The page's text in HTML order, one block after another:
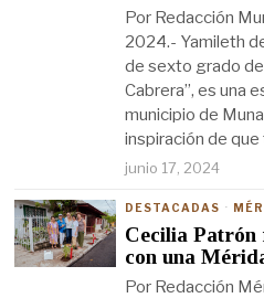
Por Redacción
2024.- Yamileth
de sexto grado
Cabrera”, es una
municipio de
inspiración de
junio 17, 2024
DESTACADAS ·
Cecilia Patrón
con una
Por Redacción